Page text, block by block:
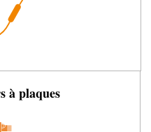
à plaques